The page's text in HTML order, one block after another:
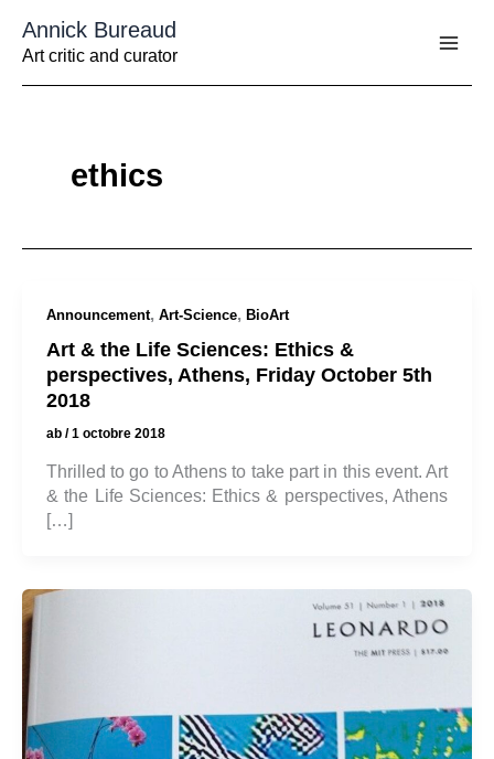
contenu
Annick Bureaud
Art critic and curator
ethics
Announcement, Art-Science, BioArt
Art & the Life Sciences: Ethics &
perspectives, Athens, Friday October 5th
2018
ab /1 octobre 2018
Thrilled to go to Athens to take part in this event. Art
& the Life Sciences: Ethics & perspectives, Athens
[…]